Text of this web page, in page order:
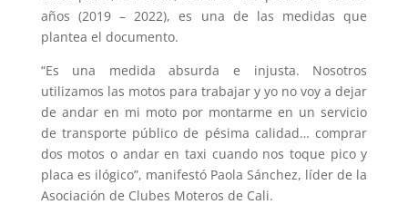
años (2019 – 2022), es una de las medidas que
plantea el documento.
“Es una medida absurda e injusta. Nosotros
utilizamos las motos para trabajar y yo no voy a dejar
de andar en mi moto por montarme en un servicio
de transporte público de pésima calidad… comprar
dos motos o andar en taxi cuando nos toque pico y
placa es ilógico”, manifestó Paola Sánchez, líder de la
Asociación de Clubes Moteros de Cali.